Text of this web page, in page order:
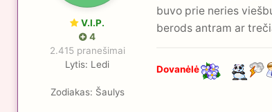
V.I.P.
4
2.415 pranešimai
Lytis: Ledi
Zodiakas: Šaulys
buvo prie neries
berods antram ar
Dovanėlė